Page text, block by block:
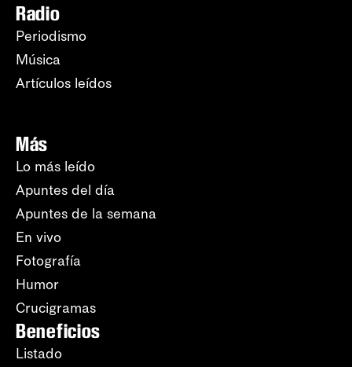
Radio
Periodismo
Música
Artículos leídos
Más
Lo más leído
Apuntes del día
Apuntes de la semana
En vivo
Fotografía
Humor
Crucigramas
Beneficios
Listado